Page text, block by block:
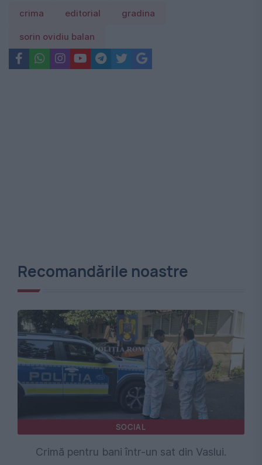
crima editorial gradina
sorin ovidiu balan
Recomandările noastre
SOCIAL
Crimă pentru bani într-un sat din Vaslui.